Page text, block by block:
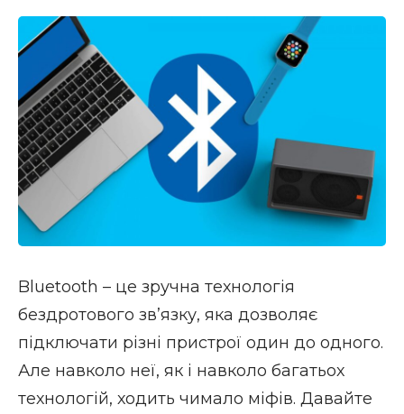
Bluetooth – це зручна технологія
бездротового зв’язку, яка дозволяє
підключати різні пристрої один до одного.
Але навколо неї, як і навколо багатьох
технологій, ходить чимало міфів. Давайте